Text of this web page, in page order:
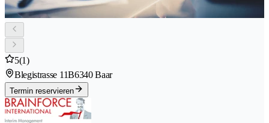
5(1)
Blegistrasse 11B6340 Baar
Termin reservieren